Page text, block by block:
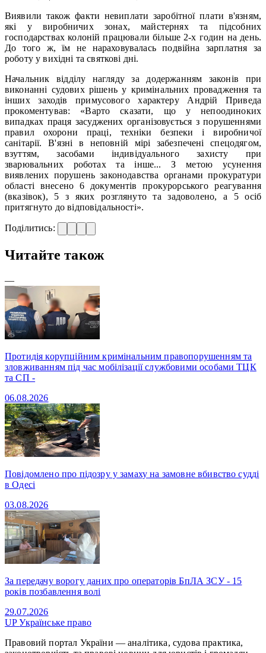
Виявили також факти невиплати заробітної плати в'язням,
які у виробничих зонах, майстернях та підсобних
господарствах колоній працювали більше 2-х годин на день.
До того ж, їм не нараховувалась подвійна зарплатня за
роботу у вихідні та святкові дні.
Начальник відділу нагляду за додержанням законів при
виконанні судових рішень у кримінальних провадження та
інших заходів примусового характеру Андрій Приведа
прокоментував: «Варто сказати, що у непоодиноких
випадках праця засуджених організовується з порушеннями
правил охорони праці, техніки безпеки і виробничої
санітарії. В'язні в неповній мірі забезпечені спецодягом,
взуттям, засобами індивідуального захисту при
зварювальних роботах та інше... З метою усунення
виявлених порушень законодавства органами прокуратури
області внесено 6 документів прокурорського реагування
(вказівок), 5 з яких розглянуто та задоволено, а 5 осіб
притягнуто до відповідальності».
Поділитись:
Читайте також
—
Протидія корупційним кримінальним правопорушенням та
зловживанням під час мобілізації службовими особами ТЦК
та СП -
06.08.2026
Повідомлено про підозру у замаху на замовне вбивство судді
в Одесі
03.08.2026
За передачу ворогу даних про операторів БпЛА ЗСУ - 15
років позбавлення волі
29.07.2026
UPУкраїнське право
Правовий портал України — аналітика, судова практика,